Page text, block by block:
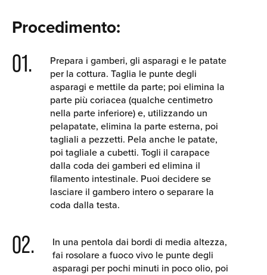
Procedimento:
01.
Prepara i gamberi, gli asparagi e le patate
per la cottura. Taglia le punte degli
asparagi e mettile da parte; poi elimina la
parte più coriacea (qualche centimetro
nella parte inferiore) e, utilizzando un
pelapatate, elimina la parte esterna, poi
tagliali a pezzetti. Pela anche le patate,
poi tagliale a cubetti. Togli il carapace
dalla coda dei gamberi ed elimina il
filamento intestinale. Puoi decidere se
lasciare il gambero intero o separare la
coda dalla testa.
02.
In una pentola dai bordi di media altezza,
fai rosolare a fuoco vivo le punte degli
asparagi per pochi minuti in poco olio, poi